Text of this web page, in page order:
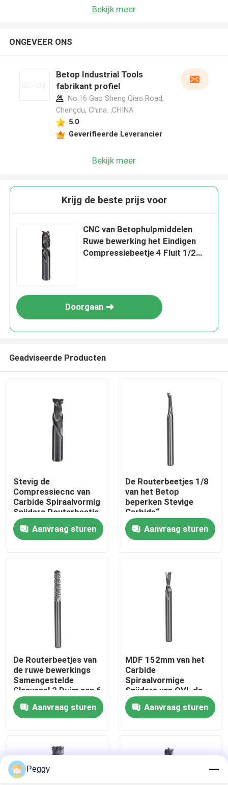
Huis
Producten
Fabrieksreis
Contacteer ons
Verzoek om een Citaat
Recht Routerbeetje
Het Beetje van de profielrouter
Gezamenlijke freesbit
Bekijk meer
ONGEVEER ONS
Betop Industrial Tools
fabrikant profiel
No.16 Gao Sheng Qiao Road,
Chengdu, China. ,CHINA
5.0
Geverifieerde Leverancier
Bekijk meer
Krijg de beste prijs voor
CNC van Betophulpmiddelen
Ruwe bewerking het Eindigen
Compressiebeetje 4 Fluit 1/2
Doorgaan
Geadviseerde Producten
Stevig de
Compressiecnc van
Carbide Spiraalvormig
Snijders Routerbeetje
voor Veneerd-Raad
Aanvraag sturen
De Routerbeetjes 1/8
van het Betop
beperken Stevige
Carbide“
Spiraalvormige o-Fluit
Routerbeetje
Aanvraag sturen
De Routerbeetjes van
de ruwe bewerkings
Samengestelde
Glasvezel 2 Duim aan 6
Duimlengte over alles
Aanvraag sturen
MDF 152mm van het
Carbide
Spiraalvormige
Snijders van OVL de
Stevige Houten
Samenstelling
beperkte Routerbeetje
Aanvraag sturen
Peggy